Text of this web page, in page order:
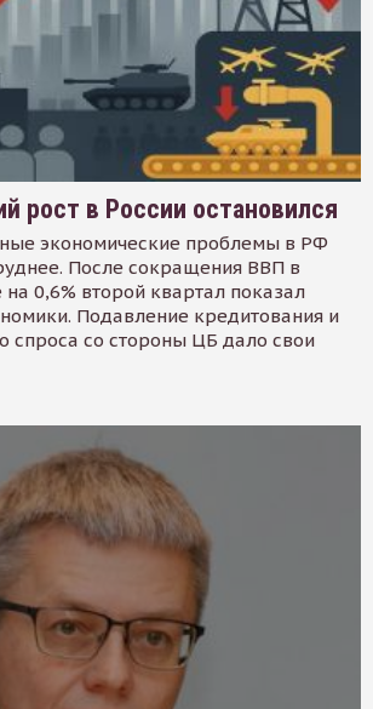
рост в России остановился
экономические проблемы в РФ
После сокращения ВВП в
0,6% второй квартал показал
Подавление кредитования и
спроса со стороны ЦБ дало свои